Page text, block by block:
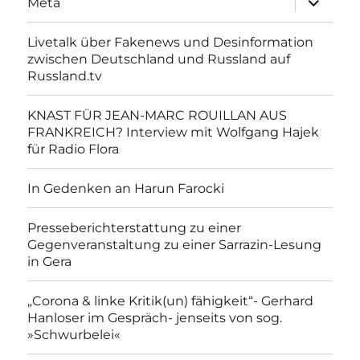
anzeigen
Livetalk über Fakenews und Desinformation
zwischen Deutschland und Russland auf
Russland.tv
KNAST FÜR JEAN-MARC ROUILLAN AUS
FRANKREICH? Interview mit Wolfgang Hajek
für Radio Flora
In Gedenken an Harun Farocki
Presseberichterstattung zu einer
Gegenveranstaltung zu einer Sarrazin-Lesung
in Gera
„Corona & linke Kritik(un) fähigkeit“- Gerhard
Hanloser im Gespräch- jenseits von sog.
»Schwurbelei«